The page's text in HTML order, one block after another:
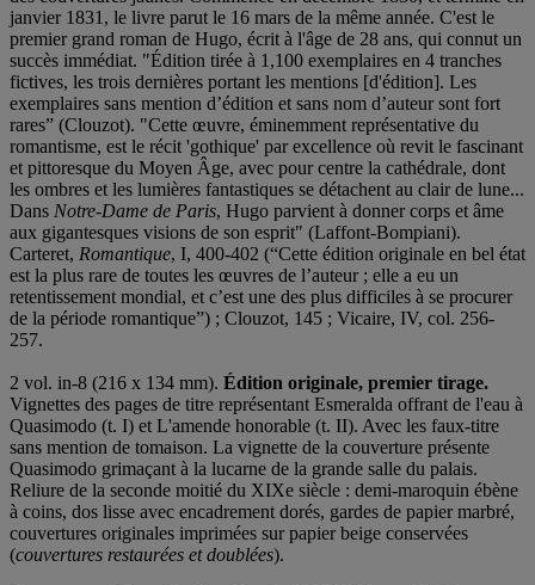
janvier 1831, le livre parut le 16 mars de la même année. C'est le
premier grand roman de Hugo, écrit à l'âge de 28 ans, qui connut un
succès immédiat. "Édition tirée à 1,100 exemplaires en 4 tranches
fictives, les trois dernières portant les mentions [d'édition]. Les
exemplaires sans mention d’édition et sans nom d’auteur sont fort
rares” (Clouzot). "Cette œuvre, éminemment représentative du
romantisme, est le récit 'gothique' par excellence où revit le fascinant
et pittoresque du Moyen Âge, avec pour centre la cathédrale, dont
les ombres et les lumières fantastiques se détachent au clair de lune...
Dans Notre-Dame de Paris, Hugo parvient à donner corps et âme
aux gigantesques visions de son esprit" (Laffont-Bompiani).
Carteret, Romantique, I, 400-402 (“Cette édition originale en bel état
est la plus rare de toutes les œuvres de l’auteur ; elle a eu un
retentissement mondial, et c’est une des plus difficiles à se procurer
de la période romantique”) ; Clouzot, 145 ; Vicaire, IV, col. 256-
257.
2 vol. in-8 (216 x 134 mm). Édition originale, premier tirage.
Vignettes des pages de titre représentant Esmeralda offrant de l'eau à
Quasimodo (t. I) et L'amende honorable (t. II). Avec les faux-titre
sans mention de tomaison. La vignette de la couverture présente
Quasimodo grimaçant à la lucarne de la grande salle du palais.
Reliure de la seconde moitié du XIXe siècle : demi-maroquin ébène
à coins, dos lisse avec encadrement dorés, gardes de papier marbré,
couvertures originales imprimées sur papier beige conservées
(couvertures restaurées et doublées).